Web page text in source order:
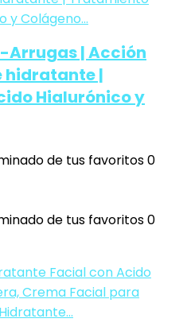
Arrugas | Acción
|
Hialurónico y
de tus favoritos0
de tus favoritos0